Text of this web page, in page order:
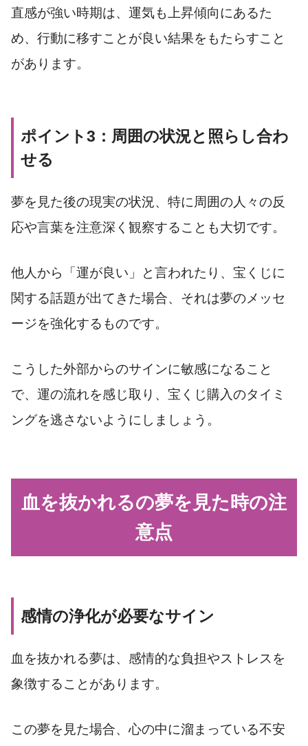
直感が強い時期は、運気も上昇傾向にあるた
め、行動に移すことが良い結果をもたらすこと
があります。
ポイント3：周囲の状況と照らし合わ
せる
夢を見た後の現実の状況、特に周囲の人々の反
応や言葉を注意深く観察することも大切です。
他人から「運が良い」と言われたり、宝くじに
関する話題が出てきた場合、それは夢のメッセ
ージを強化するものです。
こうした外部からのサインに敏感になること
で、運の流れを感じ取り、宝くじ購入のタイミ
ングを逃さないようにしましょう。
血を抜かれるの夢を見た時の注
意点
感情の浄化が必要なサイン
血を抜かれる夢は、感情的な負担やストレスを
象徴することがあります。
この夢を見た場合、心の中に溜まっている不安